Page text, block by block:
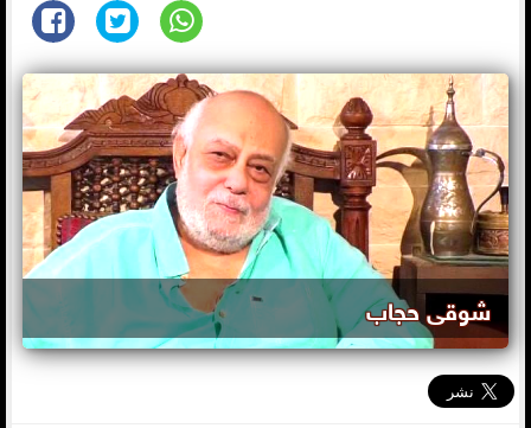
شوقى حجاب